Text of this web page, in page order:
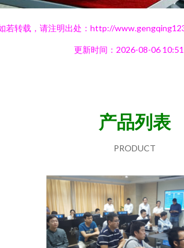
若转载，请注明出处：http://
更新时间：2026-08-06
产品列表
PRODUCT